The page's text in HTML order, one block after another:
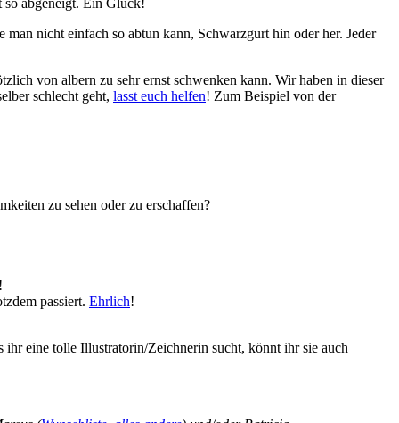
nicht einfach so abtun kann, Schwarzgurt hin oder her. Jeder
von albern zu sehr ernst schwenken kann. Wir haben in dieser
schlecht geht, lasst euch helfen! Zum Beispiel von der
zu sehen oder zu erschaffen?
!
passiert. Ehrlich!
ihr eine tolle Illustratorin/Zeichnerin sucht, könnt ihr sie auch